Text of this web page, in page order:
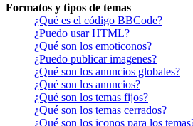
Formatos y tipos de temas
¿Qué es el código BBCode?
¿Puedo usar HTML?
¿Qué son los emoticonos?
¿Puedo publicar imagenes?
¿Qué son los anuncios globales?
¿Qué son los anuncios?
¿Qué son los temas fijos?
¿Qué son los temas cerrados?
¿Qué son los iconos para los